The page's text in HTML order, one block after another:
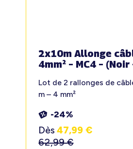
2x10m Allonge
4mm² – MC4 –
Lot de 2 rallonges de
m – 4 mm²
-24%
Dès 47,99€
62,99€